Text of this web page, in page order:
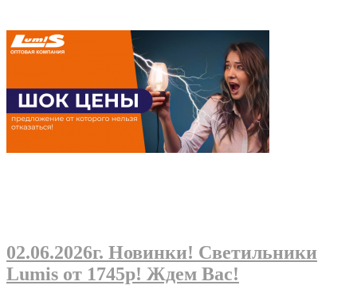
02.06.2026г. Новинки! Светильники
Lumis от 1745р! Ждем Вас!